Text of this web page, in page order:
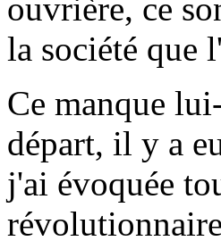
ouvrière, ce
la société que
Ce manque
départ, il y a
j'ai évoquée